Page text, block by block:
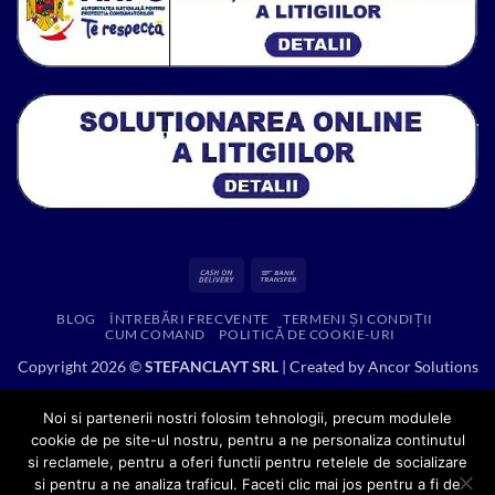
Cash
Delivery
BLOG ÎNTREBĂRI FRECVENTE
TERMENI ȘI CONDIȚII
CUM COMAND
POLITICĂ DE COOKIE-URI
Copyright 2026 ©STEFANCLAYT SRL| Created byAncor Solutions
Noi si partenerii nostri folosim tehnologii, precum modulele
cookie de pe site-ul nostru, pentru a ne personaliza continutul
si reclamele, pentru a oferi functii pentru retelele de socializare
si pentru a ne analiza traficul. Faceti clic mai jos pentru a fi de